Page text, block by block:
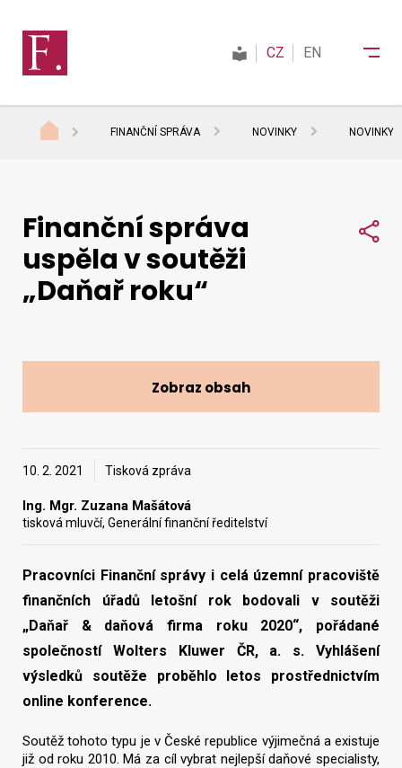
Daně
Mezinárodní spolupráce
Vyhledat na webu
CZ EN
FINANČNÍ SPRÁVA NOVINKY NOVINKY
10. 2. 2021 Tisková zpráva
Ing. Mgr. Zuzana Mašátová
tisková mluvčí, Generální finanční ředitelství
Pracovníci Finanční správy i celá územní pracoviště
finančních úřadů letošní rok bodovali v soutěži
„Daňař & daňová firma roku 2020“, pořádané
společností Wolters Kluwer ČR, a. s. Vyhlášení
výsledků soutěže proběhlo letos prostřednictvím
online konference.
Soutěž tohoto typu je v České republice výjimečná a existuje
již od roku 2010. Má za cíl vybrat nejlepší daňové specialisty,
Finanční správa
uspěla v soutěži
„Daňař roku“
Zobraz obsah